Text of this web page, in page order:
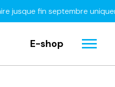
fin septembre
E-shop